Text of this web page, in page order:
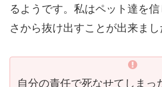
るようです。私はペット達を
さから抜け出すことが出来まし
自分の責任で死なせてしまっ